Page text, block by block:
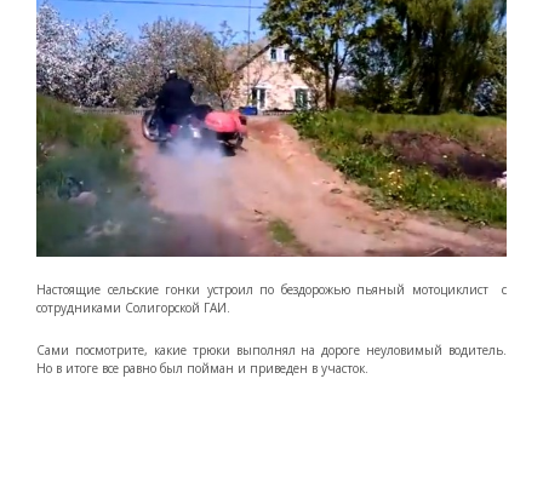
Настоящие сельские гонки устроил по бездорожью пьяный мотоциклист с
сотрудниками Солигорской ГАИ.
Сами посмотрите, какие трюки выполнял на дороге неуловимый водитель.
Но в итоге все равно был пойман и приведен в участок.